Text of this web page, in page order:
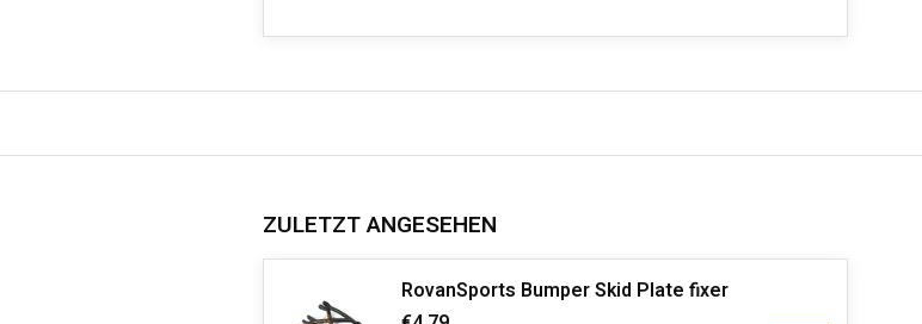
ZULETZT ANGESEHEN
RovanSports Bumper Skid Plate fixer